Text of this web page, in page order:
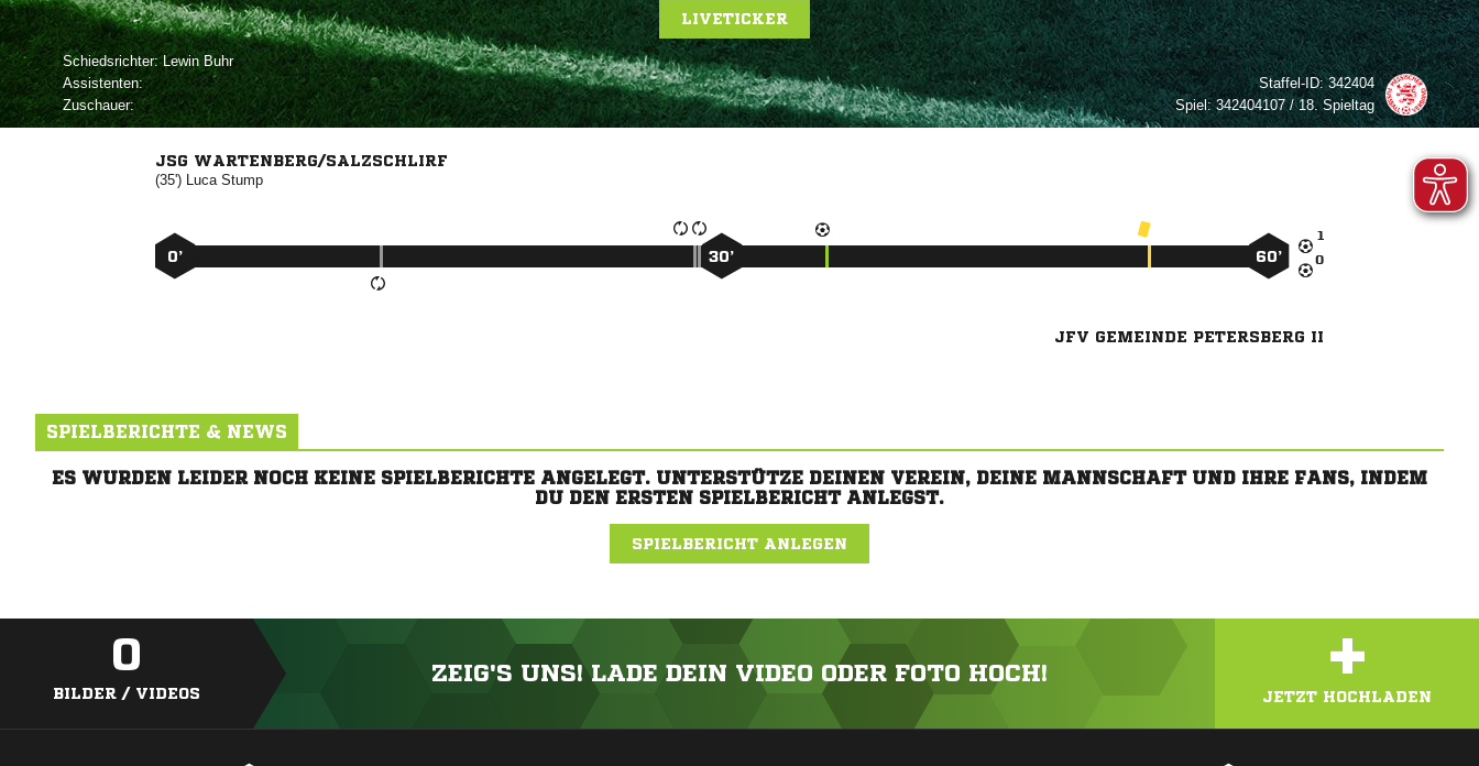
LIVETICKER
Schiedsrichter: 
Assistenten:
Zuschauer:
Staffel-ID:342404
Spiel:342404107 / 18. Spieltag
JSG WARTENBERG/SALZSCHLIRF
(35') 


0’ 30’ 60’
JFV GEMEINDE PETERSBERG II
SPIELBERICHTE & NEWS
ES WURDEN LEIDER NOCH KEINE SPIELBERICHTE ANGELEGT. UNTERSTÜTZE DEINEN VEREIN, DEINE MANNSCHAFT UND IHRE FANS, INDEM
DU DEN ERSTEN SPIELBERICHT ANLEGST.
SPIELBERICHT ANLEGEN
0
BILDER / VIDEOS
ZEIG'S UNS! LADE DEIN VIDEO ODER FOTO HOCH! +
JETZT HOCHLADEN